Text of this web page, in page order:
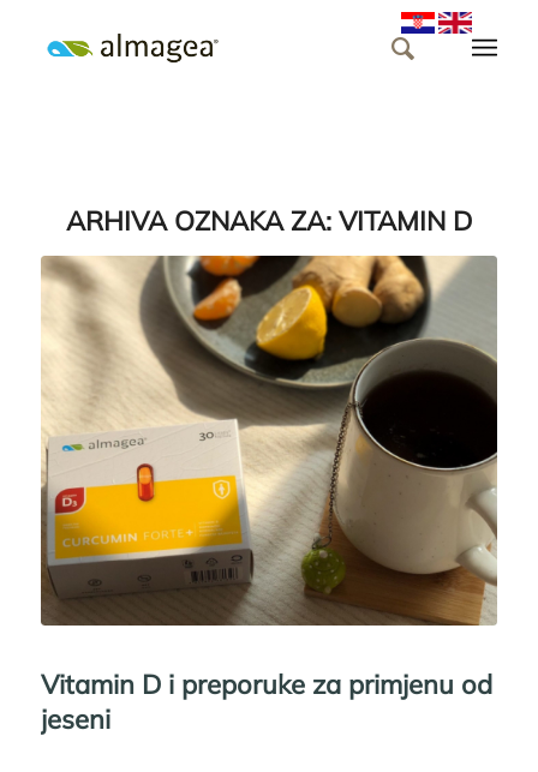
ARHIVA OZNAKA ZA: VITAMIN D
Vitamin D i preporuke za primjenu od
jeseni